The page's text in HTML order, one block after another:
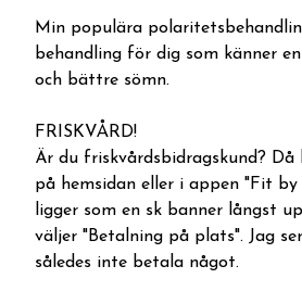
Min populära
behandling för dig som känner
och bättre sömn.
FRISKVÅRD!
Är du friskvårdsbidragskund?
på hemsidan eller i appen "Fit
ligger som en sk banner långst
väljer "Betalning på plats". Jag
således inte betala något.